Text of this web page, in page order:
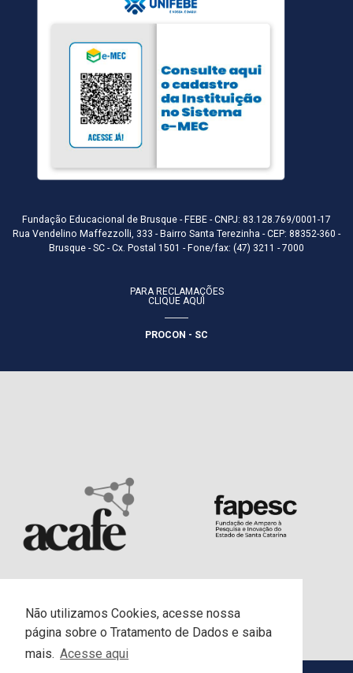
Não utilizamos Cookies, acesse nossa
página sobre o Tratamento de Dados e saiba
mais. Acesse aqui
Fundação Educacional de Brusque - FEBE - CNPJ: 83.128.769/0001-17
Rua Vendelino Maffezzolli, 333 - Bairro Santa Terezinha - CEP: 88352-360 -
Brusque - SC - Cx. Postal 1501 - Fone/fax: (47) 3211 - 7000
PARA RECLAMAÇÕES
CLIQUE AQUI
PROCON - SC